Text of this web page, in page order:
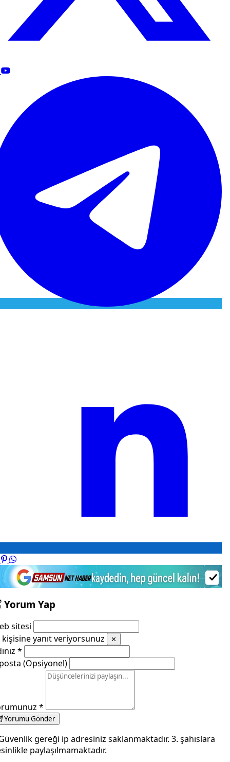
Yorum Yap
sitesi
kişisine yanıt veriyorsunuz
✕
*
(Opsiyonel)
*
Yorumu Gönder
gereği ip adresiniz saklanmaktadır. 3. şahıslara
paylaşılmamaktadır.